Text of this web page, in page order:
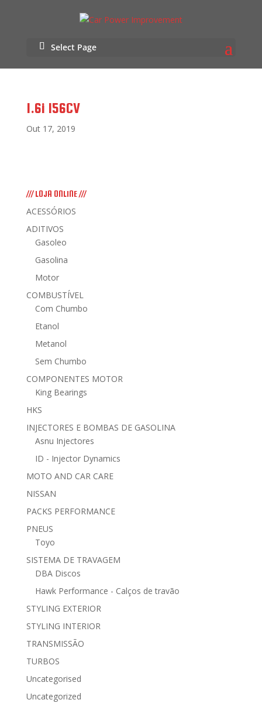
Select Page
1.6i 156CV
Out 17, 2019
/// LOJA ONLINE ///
ACESSÓRIOS
ADITIVOS
Gasoleo
Gasolina
Motor
COMBUSTÍVEL
Com Chumbo
Etanol
Metanol
Sem Chumbo
COMPONENTES MOTOR
King Bearings
HKS
INJECTORES E BOMBAS DE GASOLINA
Asnu Injectores
ID - Injector Dynamics
MOTO AND CAR CARE
NISSAN
PACKS PERFORMANCE
PNEUS
Toyo
SISTEMA DE TRAVAGEM
DBA Discos
Hawk Performance - Calços de travão
STYLING EXTERIOR
STYLING INTERIOR
TRANSMISSÃO
TURBOS
Uncategorised
Uncategorized